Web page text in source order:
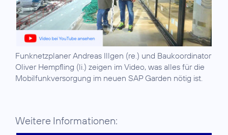
Funknetzplaner Andreas Illgen (re.) und Baukoordinator
Oliver Hempfling (li.) zeigen im Video, was alles für die
Mobilfunkversorgung im neuen SAP Garden nötig ist.
Weitere Informationen: